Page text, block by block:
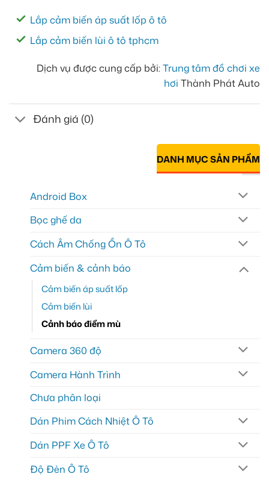
Lắp cảm biến áp suất lốp ô tô
Lắp cảm biến lùi ô tô tphcm
Dịch vụ được cung cấp bởi:Trung tâm đồ chơi xe
hơi Thành Phát Auto
Đánh giá (0)
DANH MỤC SẢN PHẨM
Android Box
Bọc ghế da
Cách Âm Chống Ồn Ô Tô
Cảm biến & cảnh báo
Cảm biến áp suất lốp
Cảm biến lùi
Cảnh báo điểm mù
Camera 360 độ
Camera Hành Trình
Chưa phân loại
Dán Phim Cách Nhiệt Ô Tô
Dán PPF Xe Ô Tô
Độ Đèn Ô Tô